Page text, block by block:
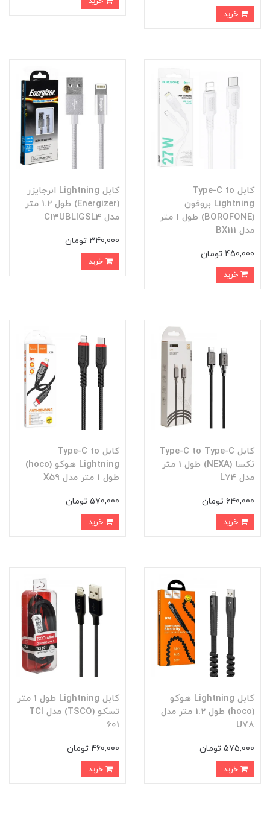
کابل Type-C to
Lightning بروفون
(BOROFONE) طول 1 متر
مدل BX111
450,000 تومان
کابل Lightning انرجایزر
(Energizer) طول 1.2 متر
مدل C13UBLIGSL4
340,000 تومان
کابل Type-C to Type-C
نکسا (NEXA) طول 1 متر
مدل L74
640,000 تومان
کابل Type-C to
Lightning هوکو (hoco)
طول 1 متر مدل X59
570,000 تومان
کابل Lightning هوکو
(hoco) طول 1.2 متر مدل
U78
575,000 تومان
کابل Lightning طول 1 متر
تسکو (TSCO) مدل TCI
601
460,000 تومان